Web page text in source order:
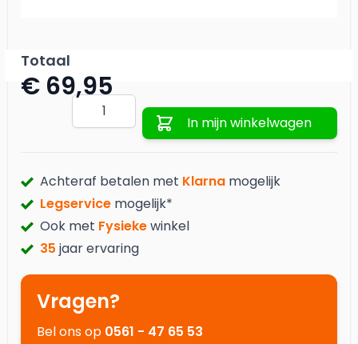
Totaal
€ 69,95
Aantal
In mijn winkelwagen
Achteraf betalen met Klarna mogelijk
Legservice mogelijk*
Ook met Fysiekewinkel
35 jaar ervaring
Vragen?
Bel ons op 0561 - 47 65 53